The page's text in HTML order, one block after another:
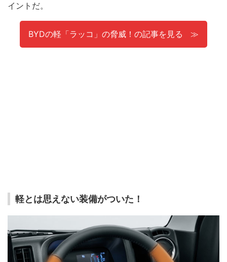
イントだ。
BYDの軽「ラッコ」の脅威！の記事を見る
軽とは思えない装備がついた！